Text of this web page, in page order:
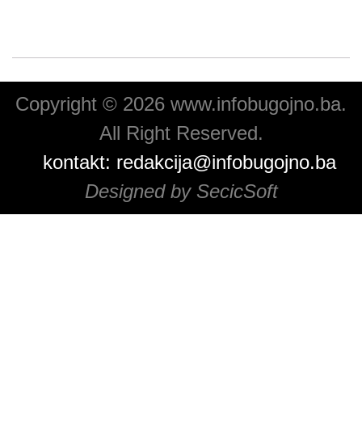
Copyright © 2026 www.infobugojno.ba.
All Right Reserved.
kontakt: redakcija@infobugojno.ba
Designed by SecicSoft